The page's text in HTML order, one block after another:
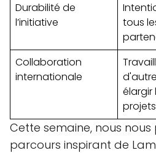
Durabilité de
l’initiative
tous
Collaboration
internationale
élargir
Cette semaine, nous nous
parcours inspirant de